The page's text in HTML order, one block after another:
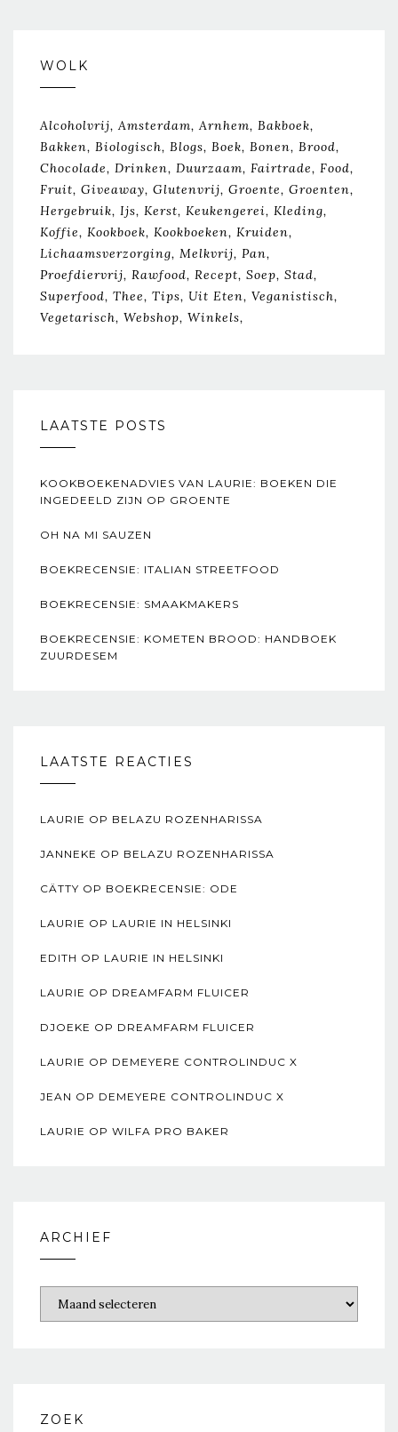
WOLK
Alcoholvrij Amsterdam Arnhem Bakboek
Bakken Biologisch Blogs Boek Bonen Brood
Chocolade
Drinken Duurzaam Fairtrade
Food
Fruit Giveaway Glutenvrij Groente
Groenten
Hergebruik Ijs Kerst Keukengerei Kleding
Koffie
Kookboek Kookboeken Kruiden
Lichaamsverzorging Melkvrij Pan
Proefdiervrij Rawfood Recept Soep Stad
Superfood Thee Tips Uit Eten Veganistisch
Vegetarisch Webshop Winkels
LAATSTE POSTS
KOOKBOEKENADVIES VAN LAURIE: BOEKEN DIE
INGEDEELD ZIJN OP GROENTE
OH NA MI SAUZEN
BOEKRECENSIE: ITALIAN STREETFOOD
BOEKRECENSIE: SMAAKMAKERS
BOEKRECENSIE: KOMETEN BROOD: HANDBOEK
ZUURDESEM
LAATSTE REACTIES
LAURIE OP BELAZU ROZENHARISSA
JANNEKE OP BELAZU ROZENHARISSA
CÄTTY OP BOEKRECENSIE: ODE
LAURIE OP LAURIE IN HELSINKI
EDITH OP LAURIE IN HELSINKI
LAURIE OP DREAMFARM FLUICER
DJOEKE OP DREAMFARM FLUICER
LAURIE OP DEMEYERE CONTROLINDUC X
JEAN OP DEMEYERE CONTROLINDUC X
LAURIE OP WILFA PRO BAKER
ARCHIEF
ZOEK